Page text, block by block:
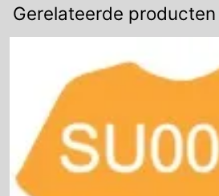
Gerelateerde producten